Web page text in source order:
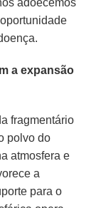
a expansão
fragmentário
polvo do
atmosfera e
a
para o